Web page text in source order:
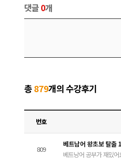
댓글 0개
총879개의 수강후기
번호
809
베트남어 왕초보 탈출
베트낭어 공부가 재밌어